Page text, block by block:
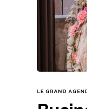
LE GRAND